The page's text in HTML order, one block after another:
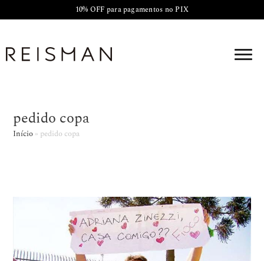
10% OFF para pagamentos no PIX
pedido copa
Início » pedido copa